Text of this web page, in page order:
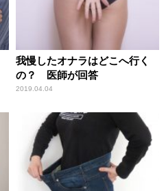
我慢したオナラはどこへ行く
の？ 医師が回答
2019.04.04